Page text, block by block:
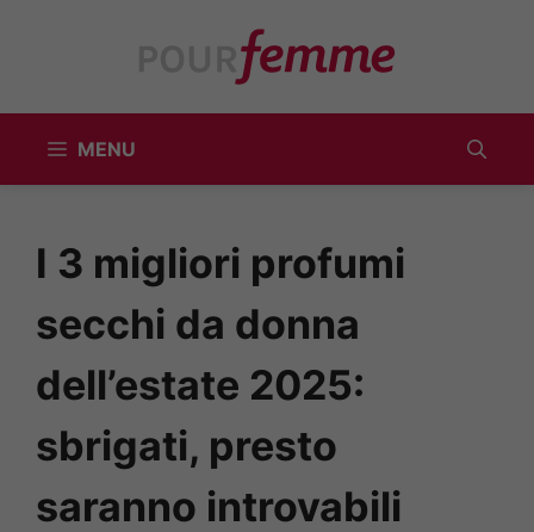
MENU
I 3 migliori profumi
secchi da donna
dell’estate 2025:
sbrigati, presto
saranno introvabili